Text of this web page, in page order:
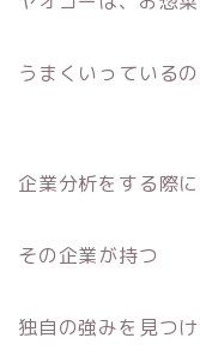
うまくいっているの
企業分析をする際に
その企業が持つ
独自の強みを見つ